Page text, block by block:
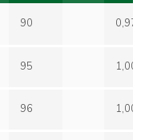
90 0,97
95 1,00
96 1,00